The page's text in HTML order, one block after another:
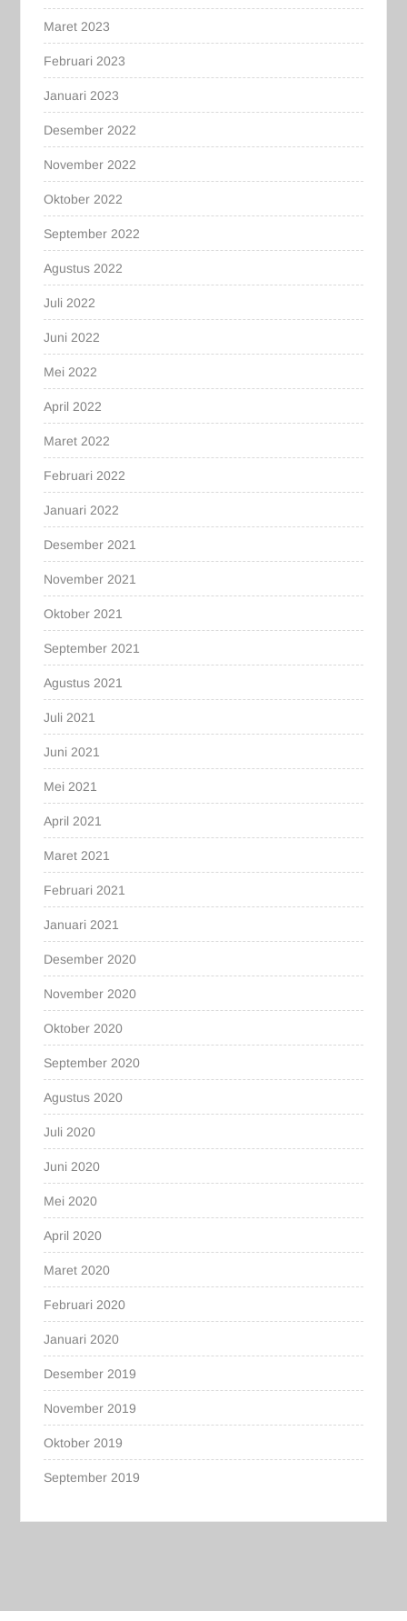
Maret 2023
Februari 2023
Januari 2023
Desember 2022
November 2022
Oktober 2022
September 2022
Agustus 2022
Juli 2022
Juni 2022
Mei 2022
April 2022
Maret 2022
Februari 2022
Januari 2022
Desember 2021
November 2021
Oktober 2021
September 2021
Agustus 2021
Juli 2021
Juni 2021
Mei 2021
April 2021
Maret 2021
Februari 2021
Januari 2021
Desember 2020
November 2020
Oktober 2020
September 2020
Agustus 2020
Juli 2020
Juni 2020
Mei 2020
April 2020
Maret 2020
Februari 2020
Januari 2020
Desember 2019
November 2019
Oktober 2019
September 2019